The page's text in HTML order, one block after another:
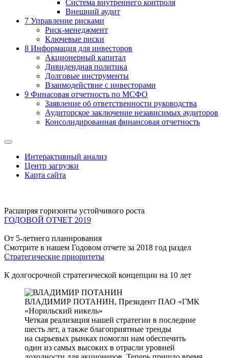
Система внутреннего контроля
Внешний аудит
7 Управление рисками
Риск-менеджмент
Ключевые риски
8 Информация для инвесторов
Акционерный капитал
Дивидендная политика
Долговые инструменты
Взаимодействие с инвеcторами
9 Финасовая отчетность по МСФО
Заявление об ответственности руководства
Аудиторское заключение независимых аудиторов
Консолидированная финансовая отчетность
Интерактивный анализ
Центр загрузки
Карта сайта
Расширяя горизонты устойчивого роста
ГОДОВОЙ ОТЧЕТ 2019
От 5-летнего планирования
Смотрите в нашем Годовом отчете за 2018 год раздел
Стратегические приоритеты
К долгосрочной стратегической концепции на 10 лет
ВЛАДИМИР ПОТАНИН, Президент ПАО «ГМК
«Норильский никель»
Четкая реализация нашей стратегии в последние
шесть лет, а также благоприятные тренды
на сырьевых рынках помогли нам обеспечить
один из самых высоких в отрасли уровней